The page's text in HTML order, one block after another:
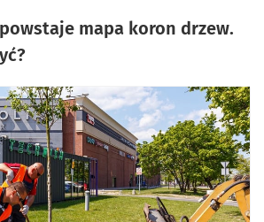
mapa koron drzew.